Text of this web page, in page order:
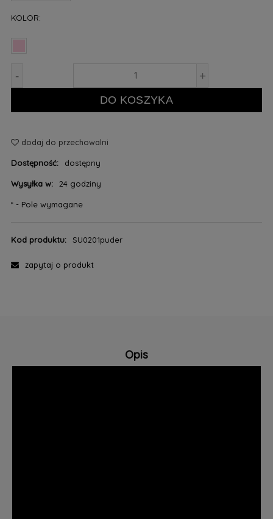
KOLOR:
- +
DO KOSZYKA
dodaj do przechowalni
Dostępność: dostępny
Wysyłka w: 24 godziny
*- Pole wymagane
Kod produktu: SU0201puder
zapytaj o produkt
Opis